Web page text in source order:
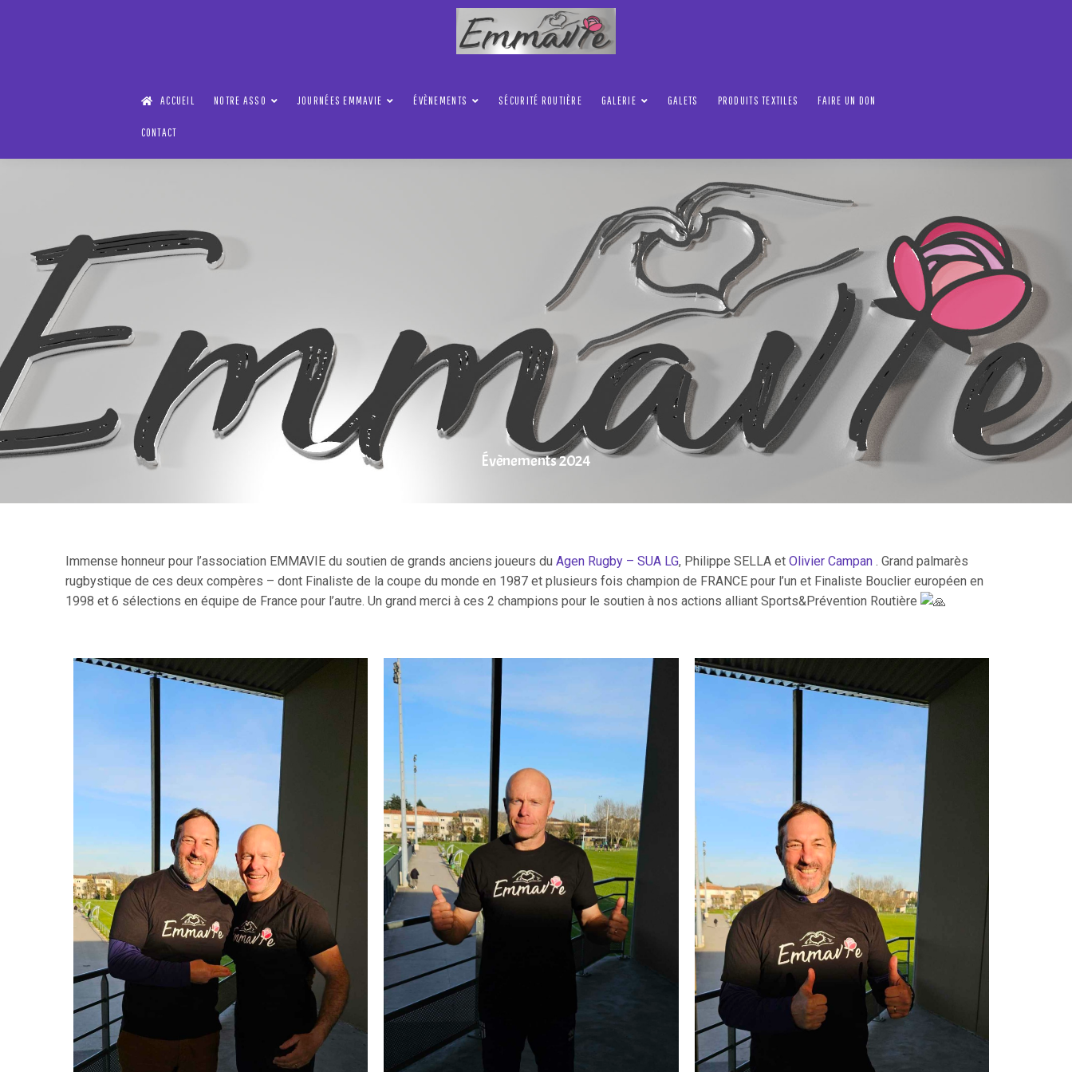
ACCUEIL NOTRE ASSO JOURNÉES EMMAVIE ÉVÈNEMENTS SÉCURITÉ ROUTIÈRE GALERIE GALETS PRODUITS TEXTILES FAIRE UN DON
CONTACT
Évènements 2024
Immense honneur pour l’association EMMAVIE du soutien de grands anciens joueurs du Agen Rugby – SUA LG, Philippe SELLA et Olivier Campan . Grand palmarès
rugbystique de ces deux compères – dont Finaliste de la coupe du monde en 1987 et plusieurs fois champion de FRANCE pour l’un et Finaliste Bouclier européen en
1998 et 6 sélections en équipe de France pour l’autre. Un grand merci à ces 2 champions pour le soutien à nos actions alliant Sports&Prévention Routière